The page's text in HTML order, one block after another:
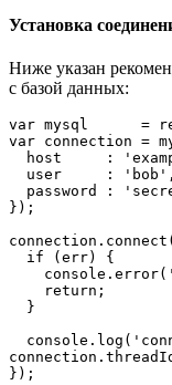
Установка
Ниже указан
с базой данных:
var mysql      =
var connection =
});
});